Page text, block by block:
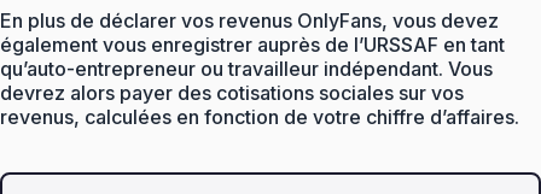
En plus de déclarer vos revenus OnlyFans, vous devez
également vous enregistrer auprès de l’URSSAF en tant
qu’auto-entrepreneur ou travailleur indépendant. Vous
devrez alors payer des cotisations sociales sur vos
revenus, calculées en fonction de votre chiffre d’affaires.